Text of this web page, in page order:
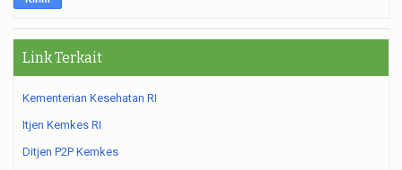
Link Terkait
Kementerian Kesehatan RI
Itjen Kemkes RI
Ditjen P2P Kemkes